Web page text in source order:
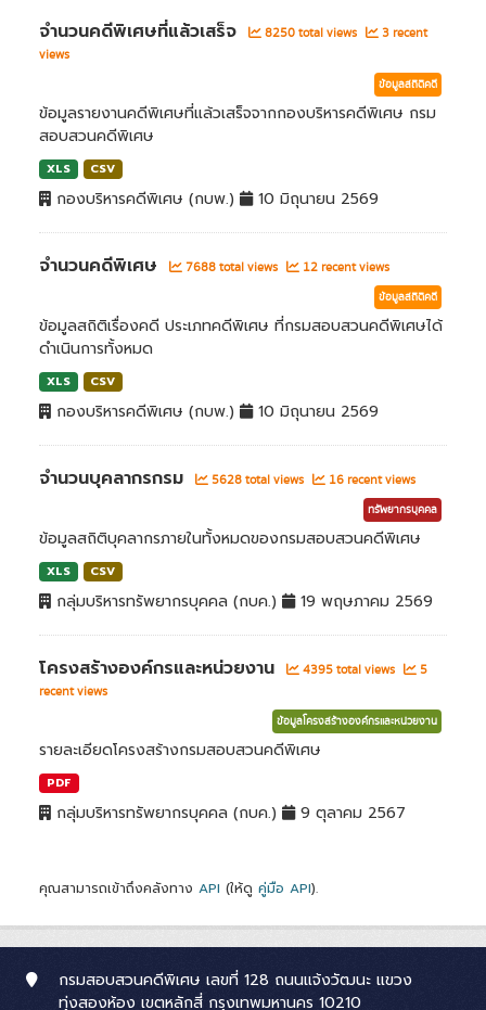
จำนวนคดีพิเศษที่แล้วเสร็จ 8250 total views
3 recent
views
ข้อมูลสถิติคดี
ข้อมูลรายงานคดีพิเศษที่แล้วเสร็จจากกองบริหารคดีพิเศษ กรม
สอบสวนคดีพิเศษ
XLS CSV
กองบริหารคดีพิเศษ (กบพ.) 10 มิถุนายน 2569
จำนวนคดีพิเศษ 7688 total views 12 recent views
ข้อมูลสถิติคดี
ข้อมูลสถิติเรื่องคดี ประเภทคดีพิเศษ ที่กรมสอบสวนคดีพิเศษได้
ดำเนินการทั้งหมด
XLS CSV
กองบริหารคดีพิเศษ (กบพ.) 10 มิถุนายน 2569
จำนวนบุคลากรกรม 5628 total views 16 recent views
ทรัพยากรบุคคล
ข้อมูลสถิติบุคลากรภายในทั้งหมดของกรมสอบสวนคดีพิเศษ
XLS CSV
กลุ่มบริหารทรัพยากรบุคคล (กบค.) 19 พฤษภาคม 2569
โครงสร้างองค์กรและหน่วยงาน 4395 total views
5
recent views
ข้อมูลโครงสร้างองค์กรและหน่วยงาน
รายละเอียดโครงสร้างกรมสอบสวนคดีพิเศษ
PDF
กลุ่มบริหารทรัพยากรบุคคล (กบค.) 9 ตุลาคม 2567
คุณสามารถเข้าถึงคลังทาง API (ให้ดู คู่มือ API).
กรมสอบสวนคดีพิเศษ เลขที่ 128 ถนนแจ้งวัฒนะ แขวง
ทุ่งสองห้อง เขตหลักสี่ กรุงเทพมหานคร 10210